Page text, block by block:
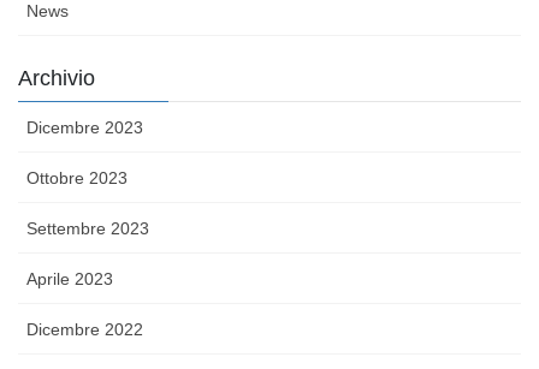
News
Archivio
Dicembre 2023
Ottobre 2023
Settembre 2023
Aprile 2023
Dicembre 2022